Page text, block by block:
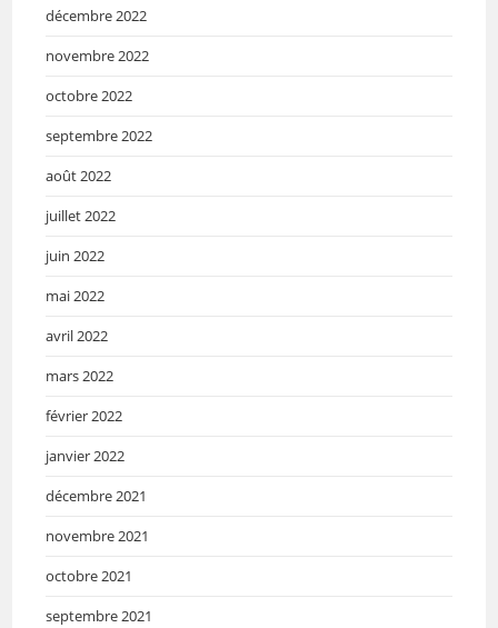
décembre 2022
novembre 2022
octobre 2022
septembre 2022
août 2022
juillet 2022
juin 2022
mai 2022
avril 2022
mars 2022
février 2022
janvier 2022
décembre 2021
novembre 2021
octobre 2021
septembre 2021